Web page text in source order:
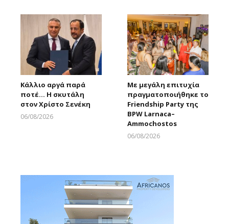
Κάλλιο αργά παρά
ποτέ… Η σκυτάλη
στον Χρίστο Σενέκη
06/08/2026
Με μεγάλη επιτυχία
πραγματοποιήθηκε το
Friendship Party της
BPW Larnaca–
Ammochostos
06/08/2026